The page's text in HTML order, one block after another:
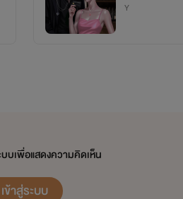
Y
บเพื่อแสดงความคิดเห็น
เข้าสู่ระบบ